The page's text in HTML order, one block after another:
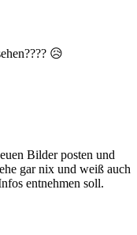
😥
Bilder posten und
gar nix und weiß auch
entnehmen soll.